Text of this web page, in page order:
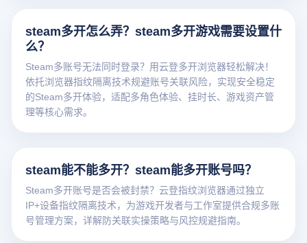
steam多开怎么弄？steam多开游戏需要设置什
么？
Steam多账号无法同时登录？用云登多开浏览器轻松解决！
依托浏览器指纹隔离技术规避账号关联风险，实现安全稳定
的Steam多开体验，适配多角色体验、挂时长、游戏资产管
理等核心需求。
steam能不能多开？steam能多开账号吗？
Steam多开账号是否会被封禁？云登指纹浏览器通过独立
IP+设备指纹隔离技术，为游戏开发者与工作室提供合规多账
号管理方案，详解防关联实操策略与风控规避指南。